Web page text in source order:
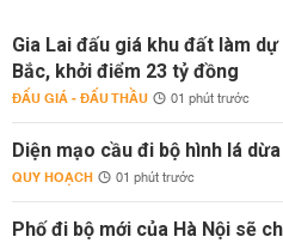
Gia Lai đấu giá khu đất làm
Bắc, khởi điểm 23 tỷ đồng
ĐẤU GIÁ - ĐẤU THẦU 01 phút trước
Diện mạo cầu đi bộ hình lá
QUY HOẠCH 01 phút trước
Phố đi bộ mới của Hà Nội sẽ